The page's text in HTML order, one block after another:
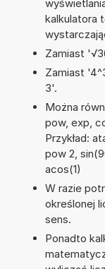
kalkulatora
Zamiast
Zamiast
3'.
Można
pow, exp,
Przykład:
pow 2,
acos(1)
W razie
określonej
sens.
Ponadto